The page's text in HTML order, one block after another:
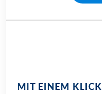
MIT EINEM